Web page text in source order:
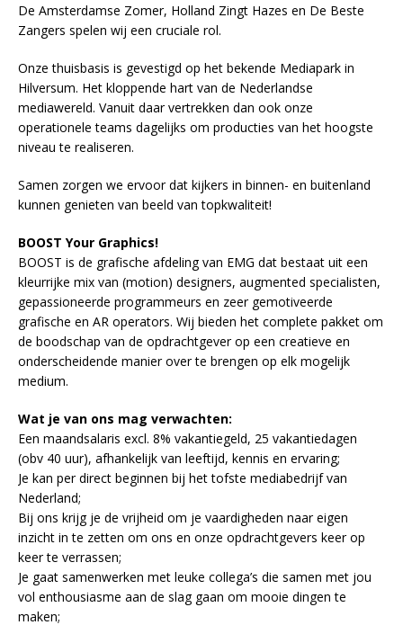
De Amsterdamse Zomer, Holland Zingt Hazes en De Beste
Zangers spelen wij een cruciale rol.
Onze thuisbasis is gevestigd op het bekende Mediapark in
Hilversum. Het kloppende hart van de Nederlandse
mediawereld. Vanuit daar vertrekken dan ook onze
operationele teams dagelijks om producties van het hoogste
niveau te realiseren.
Samen zorgen we ervoor dat kijkers in binnen- en buitenland
kunnen genieten van beeld van topkwaliteit!
BOOST Your Graphics!
BOOST is de grafische afdeling van EMG dat bestaat uit een
kleurrijke mix van (motion) designers, augmented specialisten,
gepassioneerde programmeurs en zeer gemotiveerde
grafische en AR operators. Wij bieden het complete pakket om
de boodschap van de opdrachtgever op een creatieve en
onderscheidende manier over te brengen op elk mogelijk
medium.
Wat je van ons mag verwachten:
Een maandsalaris excl. 8% vakantiegeld, 25 vakantiedagen
(obv 40 uur), afhankelijk van leeftijd, kennis en ervaring;
Je kan per direct beginnen bij het tofste mediabedrijf van
Nederland;
Bij ons krijg je de vrijheid om je vaardigheden naar eigen
inzicht in te zetten om ons en onze opdrachtgevers keer op
keer te verrassen;
Je gaat samenwerken met leuke collega’s die samen met jou
vol enthousiasme aan de slag gaan om mooie dingen te
maken;